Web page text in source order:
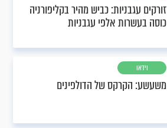
זורקים עגבניות: כביש מהיר בקליפורניה
כוסה בעשרות אלפי עגבניות
וידאו
משעשע: הקרקס של הדולפינים